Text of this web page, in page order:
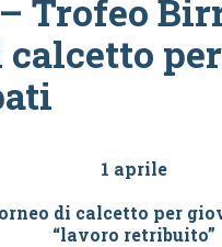
Trofeo
calcetto
1 aprile
di calcetto per
“lavoro retribuito”